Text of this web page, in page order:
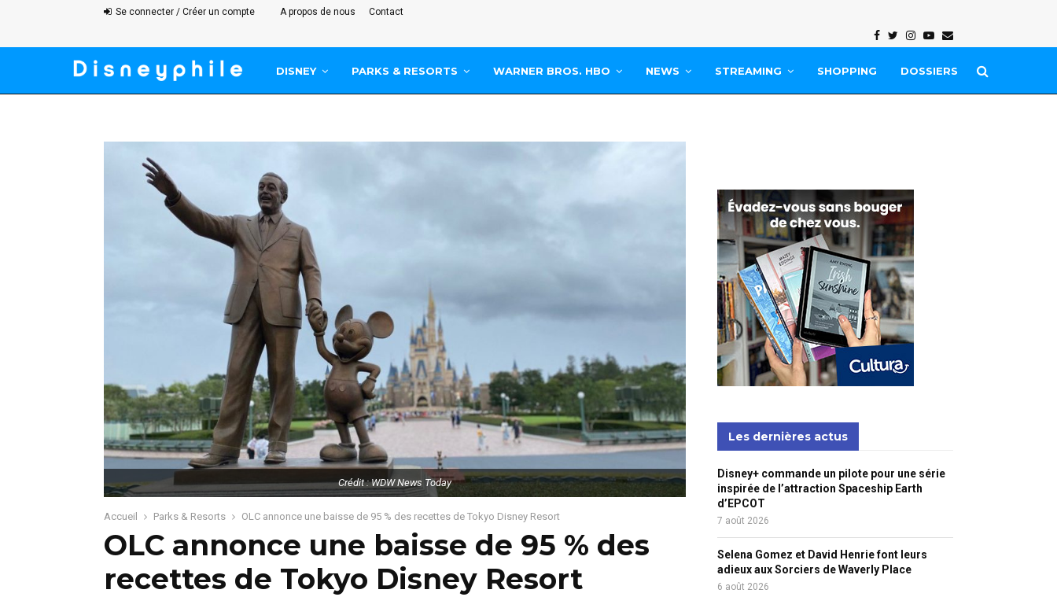
Se connecter / Créer un compte A propos de nous Contact
Facebook
Twitter
Instagram
Youtube
Email
DISNEY PARKS & RESORTS WARNER BROS. HBO NEWS STREAMING SHOPPING DOSSIERS
Crédit : WDW News Today
Accueil Parks & Resorts OLC annonce une baisse de 95 % des recettes de Tokyo Disney Resort
OLC annonce une baisse de 95 % des
recettes de Tokyo Disney Resort
Les dernières actus
Disney+ commande un pilote pour une série
inspirée de l’attraction Spaceship Earth
d’EPCOT
7 août 2026
Selena Gomez et David Henrie font leurs
adieux aux Sorciers de Waverly Place
6 août 2026